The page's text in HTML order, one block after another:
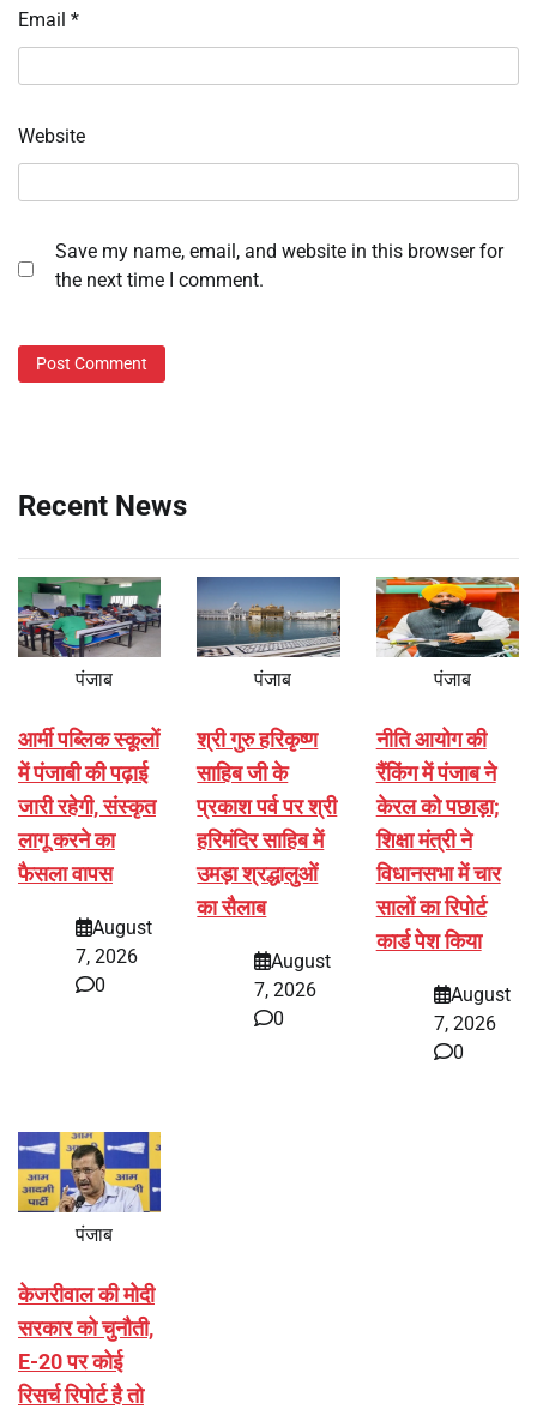
Email *
Website
Save my name, email, and website in this browser for
the next time I comment.
Recent News
पंजाब
आर्मी पब्लिक स्कूलों
में पंजाबी की पढ़ाई
जारी रहेगी, संस्कृत
लागू करने का
फैसला वापस
August
7, 2026
0
पंजाब
श्री गुरु हरिकृष्ण
साहिब जी के
प्रकाश पर्व पर श्री
हरिमंदिर साहिब में
उमड़ा श्रद्धालुओं
का सैलाब
August
7, 2026
0
पंजाब
नीति आयोग की
रैंकिंग में पंजाब ने
केरल को पछाड़ा;
शिक्षा मंत्री ने
विधानसभा में चार
सालों का रिपोर्ट
कार्ड पेश किया
August
7, 2026
0
पंजाब
केजरीवाल की मोदी
सरकार को चुनौती,
E-20 पर कोई
रिसर्च रिपोर्ट है तो